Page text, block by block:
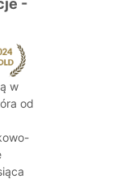
-
w
od